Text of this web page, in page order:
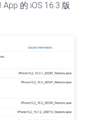
的 iOS 16.3 版